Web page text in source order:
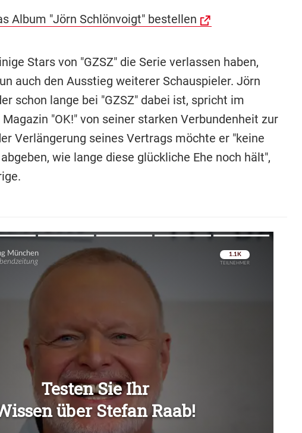
Album "Jörn Schlönvoigt" bestellen
Stars von "GZSZ" die Serie verlassen haben,
auch den Ausstieg weiterer Schauspieler. Jörn
schon lange bei "GZSZ" dabei ist, spricht im
"OK!" von seiner starken Verbundenheit zur
Verlängerung seines Vertrags möchte er "keine
wie lange diese glückliche Ehe noch hält",
Überspringen